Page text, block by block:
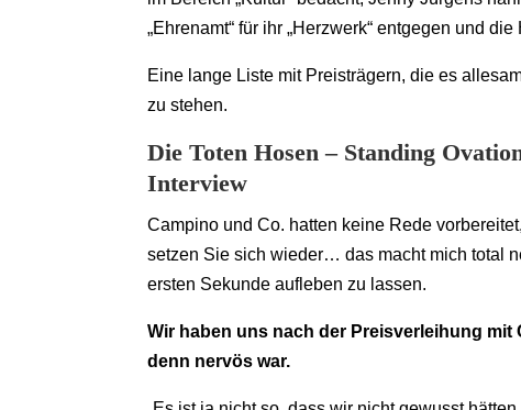
„Ehrenamt“ für ihr „Herzwerk“ entgegen und
Eine lange Liste mit Preisträgern, die es
zu stehen.
Die Toten Hosen – Standing
Interview
Campino und Co. hatten keine Rede
setzen Sie sich wieder… das macht mich total
ersten Sekunde aufleben zu lassen.
Wir haben uns nach der Preisverleihung
denn nervös war.